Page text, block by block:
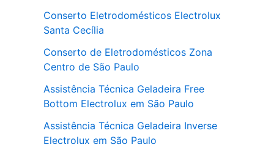
Conserto Eletrodomésticos Electrolux
Santa Cecília
Conserto de Eletrodomésticos Zona
Centro de São Paulo
Assistência Técnica Geladeira Free
Bottom Electrolux em São Paulo
Assistência Técnica Geladeira Inverse
Electrolux em São Paulo